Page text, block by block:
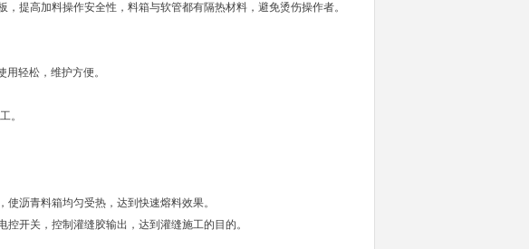
提高加料操作安全性，料箱与软管都有隔热材料，避免烫伤操作者。
轻松，维护方便。
。
沥青料箱均匀受热，达到快速熔料效果。
开关，控制灌缝胶输出，达到灌缝施工的目的。